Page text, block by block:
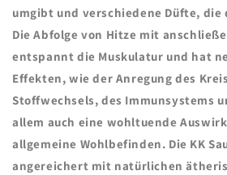
umgibt und verschiedene Düfte, die
Die Abfolge von Hitze mit
entspannt die Muskulatur und hat
Effekten, wie der Anregung des
Stoffwechsels, des Immunsystems
allem auch eine wohltuende
allgemeine Wohlbefinden. Die KK
angereichert mit natürlichen